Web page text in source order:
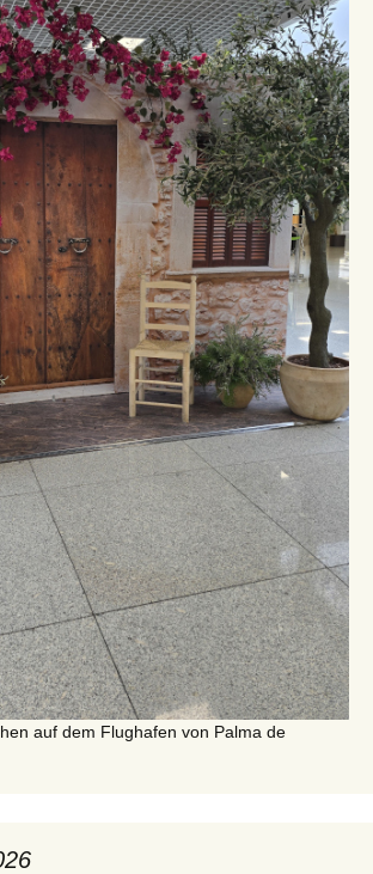
auf dem Flughafen von Palma de